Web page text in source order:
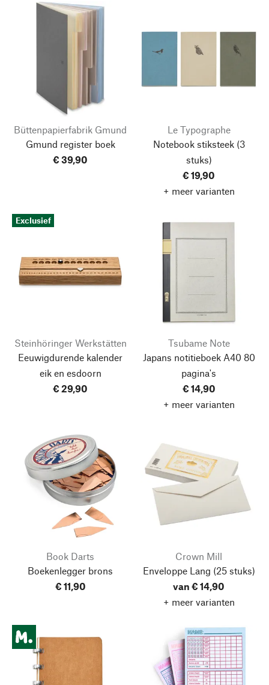
Büttenpapierfabrik Gmund
Gmund register boek
€ 39,90
Le Typographe
Notebook stiksteek(3
stuks)
€ 19,90
+ meer varianten
Exclusief
Steinhöringer Werkstätten
Eeuwigdurende kalender
eik en esdoorn
€ 29,90
Tsubame Note
Japans notitieboek A40 80
pagina's
€ 14,90
+ meer varianten
Book Darts
Boekenlegger brons
€ 11,90
Crown Mill
Enveloppe Lang (25 stuks)
van € 14,90
+ meer varianten